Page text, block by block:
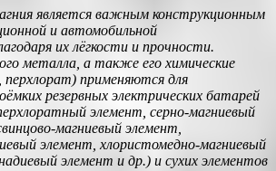
является важным конструкционным
и автомобильной
их лёгкости и прочности.
металла, а также его химические
перхлорат) применяются для
резервных электрических батарей
элемент, серно-магниевый
магниевый элемент,
элемент, хлористомедно-магниевый
элемент и др.) и сухих элементов